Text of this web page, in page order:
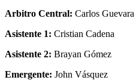
Arbitro Central: Carlos Guevara
Asistente 1: Cristian Cadena
Asistente 2: Brayan Gómez
Emergente: John Vásquez